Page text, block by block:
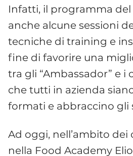
Infatti, il programma
anche alcune sessioni
tecniche di training e
fine di favorire una
tra gli “Ambassador” e i
che tutti in azienda
formati e abbraccino gli
Ad oggi, nell’ambito dei
nella Food Academy